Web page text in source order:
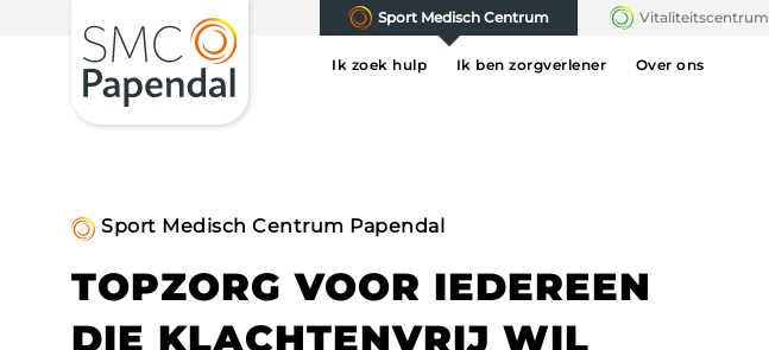
Sport Medisch Centrum Vitaliteitscentrum
Ik zoek hulp Ik ben zorgverlener Over ons
Sport Medisch Centrum Papendal
TOPZORG VOOR IEDEREEN
DIE KLACHTENVRIJ WIL